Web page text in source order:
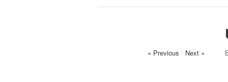
« Previous / Next »